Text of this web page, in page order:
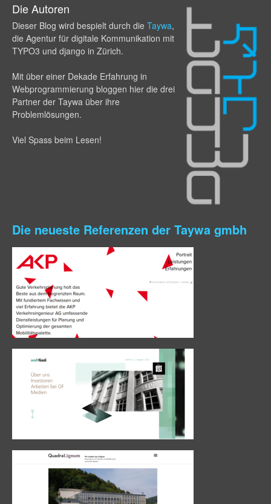
Die Autoren
Dieser Blog wird bespielt durch die Taywa,
die Agentur für digitale Kommunikation mit
TYPO3 und django in Zürich.
Mit über einer Dekade Erfahrung in
Webprogram­mierung bloggen hier die drei
Partner der Taywa über ihre
Problemlösungen.
Viel Spass beim Lesen!